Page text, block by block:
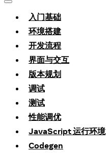
入门基础
环境搭建
开发流程
界面与交互
版本规划
调试
测试
性能调优
JavaScript 运行环境
Codegen